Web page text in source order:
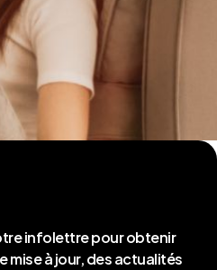
infolettre pour obtenir
mise à jour, des actualités